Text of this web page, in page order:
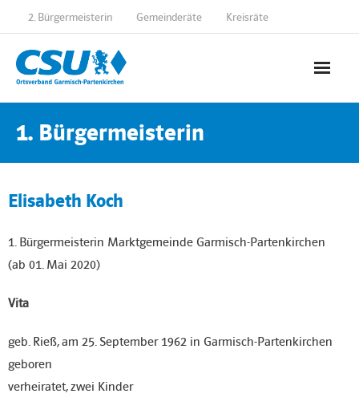
2. Bürgermeisterin Gemeinderäte Kreisräte
Startseite
Aktuelles
Social Media
Über uns
- Vorstandschaft des OV
1. Bürgermeisterin
Elisabeth Koch
1. Bürgermeisterin Marktgemeinde Garmisch-Partenkirchen
(ab 01. Mai 2020)
Vita
geb. Rieß, am 25. September 1962 in Garmisch-Partenkirchen
geboren
verheiratet, zwei Kinder